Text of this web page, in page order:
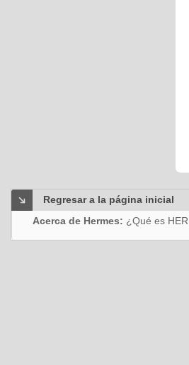
Regresar a la página inicial
Acerca de Hermes: ¿Qué es